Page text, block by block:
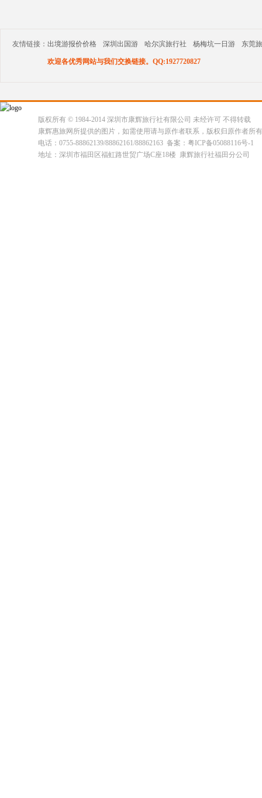
友情链接： 出境游报价价格 深圳出国游 哈尔滨旅行社 杨梅坑一日游 东莞
欢迎各优秀网站与我们交换链接。QQ:1927720827
版权所有 © 1984-2014 深圳市康辉旅行社有限公司 未经许可 不得转载
康辉惠旅网所提供的图片，如需使用请与原作者联系，版权归原作者所
电话：0755-88862139/88862161/88862163 备案：粤ICP备05088116号-1
地址：深圳市福田区福虹路世贸广场C座18楼 康辉旅行社福田分公司